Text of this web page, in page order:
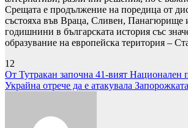
Срещата е продължение на поредица от
състояха във Враца, Сливен, Панагюрище
годишнини в българската история със
образувание на европейска територия –
12
Навигация
От Тутракан започна 41-вият Национален
Украйна отрече да е атакувала